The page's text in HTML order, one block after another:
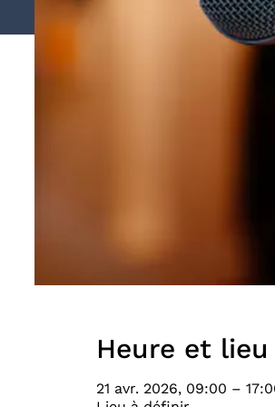
Heure et lieu
21 avr. 2026, 09:00 –